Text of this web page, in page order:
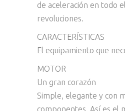
de aceleración en todo
revoluciones.
CARACTERÍSTICAS
El equipamiento que
MOTOR
Un gran corazón
Simple, elegante y con
componentes. Así es el